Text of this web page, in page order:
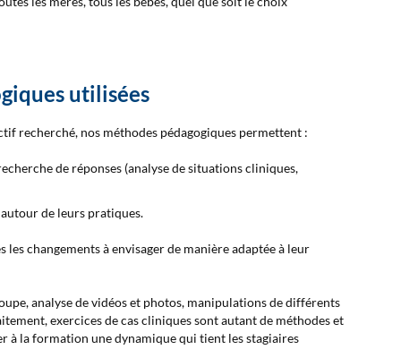
utilisées
recherché, nos méthodes pédagogiques permettent :
de réponses (analyse de situations cliniques,
de leurs pratiques.
changements à envisager de manière adaptée à leur
analyse de vidéos et photos, manipulations de différents
exercices de cas cliniques sont autant de méthodes et
à la formation une dynamique qui tient les stagiaires